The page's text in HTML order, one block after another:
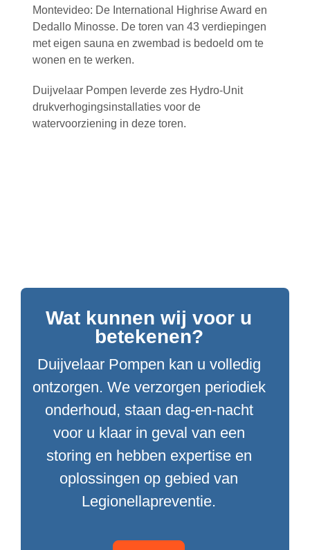
Montevideo: De International Highrise Award en
Dedallo Minosse. De toren van 43 verdiepingen
met eigen sauna en zwembad is bedoeld om te
wonen en te werken.
Duijvelaar Pompen leverde zes Hydro-Unit
drukverhogingsinstallaties voor de
watervoorziening in deze toren.
Wat kunnen wij voor u
betekenen?
Duijvelaar Pompen kan u volledig
ontzorgen. We verzorgen periodiek
onderhoud, staan dag-en-nacht
voor u klaar in geval van een
storing en hebben expertise en
oplossingen op gebied van
Legionellapreventie.